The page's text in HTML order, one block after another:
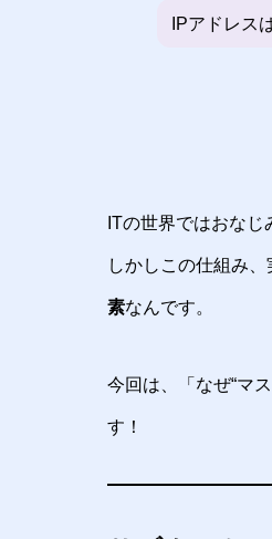
IPアドレス
ITの世界ではおな
しかしこの仕組み
素なんです。
今回は、「なぜ“マ
す！